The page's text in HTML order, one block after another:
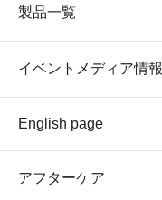
製品一覧
イベントメディア情報
English page
アフターケア